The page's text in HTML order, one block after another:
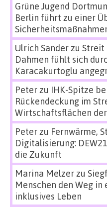
Grüne Jugend
Berlin führt zu einer
Ulrich Sanderzu Streit
Dahmen fühlt sich
Karacakurtoglu
Peterzu IHK-Spitze
Rückendeckung im
Wirtschaftsflächen
Peterzu Fernwärme,
Digitalisierung:
die Zukunft
Marina Melzerzu
Menschen den Weg
inklusives Leben